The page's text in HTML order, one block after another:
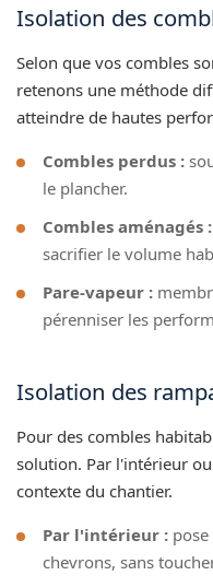
Isolation des
Selon que vos combles
retenons une méthode
atteindre de hautes
Combles perdus :
le plancher.
Combles aménagés :
sacrifier le volume
Pare-vapeur :
pérenniser les
Isolation des
Pour des combles
solution. Par l'intérieur
contexte du chantier.
Par l'intérieur :
chevrons, sans